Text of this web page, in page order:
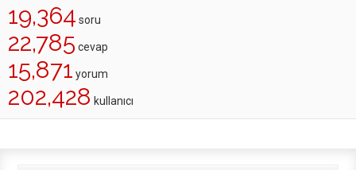
19,364 soru
22,785 cevap
15,871 yorum
202,428 kullanıcı